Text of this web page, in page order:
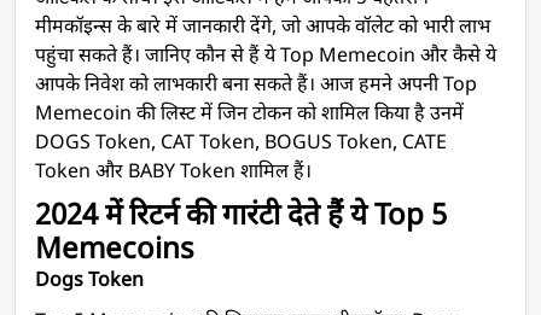
मीमकॉइन्स के बारे में जानकारी देंगे, जो आपके वॉलेट को भारी लाभ
पहुंचा सकते हैं। जानिए कौन से हैं ये Top Memecoin और कैसे ये
आपके निवेश को लाभकारी बना सकते हैं। आज हमने अपनी Top
Memecoin की लिस्ट में जिन टोकन को शामिल किया है उनमें
DOGS Token, CAT Token, BOGUS Token, CATE
Token और BABY Token शामिल हैं।
2024 में रिटर्न की गारंटी देते हैं ये Top 5
Memecoins
Dogs Token